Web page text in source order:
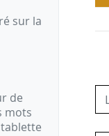
sur la
de
mots